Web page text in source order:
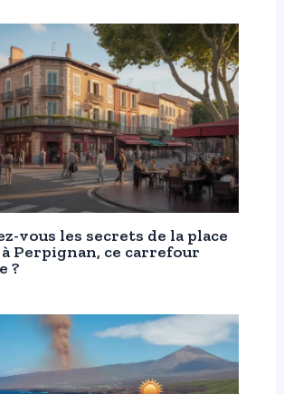
vous les secrets de la place
Perpignan, ce carrefour
?